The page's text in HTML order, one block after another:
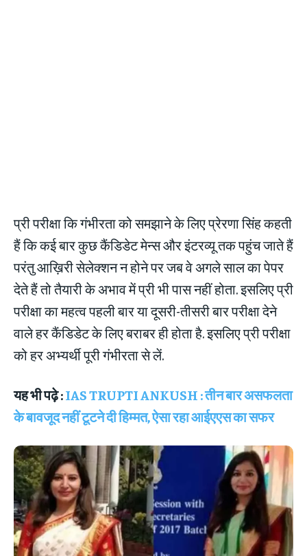
प्री परीक्षा कि गंभीरता को समझाने के लिए प्रेरणा सिंह कहती
हैं कि कई बार कुछ कैंडिडेट मेन्स और इंटरव्यू तक पहुंच जाते हैं
परंतु आख़िरी सेलेक्शन न होने पर जब वे अगले साल का पेपर
देते हैं तो तैयारी के अभाव में प्री भी पास नहीं होता. इसलिए प्री
परीक्षा का महत्व पहली बार या दूसरी-तीसरी बार परीक्षा देने
वाले हर कैंडिडेट के लिए बराबर ही होता है. इसलिए प्री परीक्षा
को हर अभ्यर्थी पूरी गंभीरता से लें.
यह भी पढ़े :IAS TRUPTI ANKUSH : तीन बार असफलता
के बावजूद नहीं टूटने दी हिम्मत, ऐसा रहा आईएएस का सफर